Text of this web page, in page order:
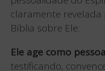
claramente revelada
Bíblia sobre Ele:
Ele age como pessoa
testificando,